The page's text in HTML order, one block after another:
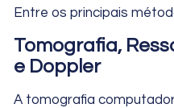
Entre os principais
Tomografia,
e Doppler
A tomografia